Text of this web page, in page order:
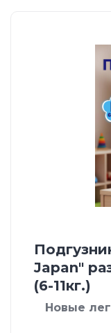
Japan"
(6-11кг.)
Новые